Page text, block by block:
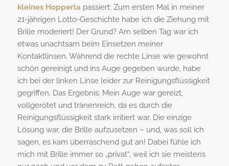
kleines Hopperla passiert: Zum ersten Mal in meiner
21-jährigen Lotto-Geschichte habe ich die Ziehung mit
Brille moderiert! Der Grund? Am selben Tag war ich
etwas unachtsam beim Einsetzen meiner
Kontaktlinsen. Während die rechte Linse wie gewohnt
schön gereinigt und ins Auge gegeben wurde, habe
ich bei der linken Linse leider zur Reinigungsflüssigkeit
gegriffen. Das Ergebnis: Mein Auge war gereizt,
vollgerötet und tränenreich, da es durch die
Reinigungsflüssigkeit stark irritiert war. Die einzige
Lösung war, die Brille aufzusetzen – und, was soll ich
sagen, es kam überraschend gut an! Dabei fühle ich
mich mit Brille immer so „privat“, weil ich sie meistens